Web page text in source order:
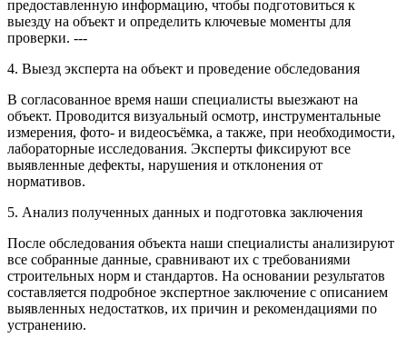
предоставленную информацию, чтобы подготовиться к
выезду на объект и определить ключевые моменты для
проверки. ---
4. Выезд эксперта на объект и проведение обследования
В согласованное время наши специалисты выезжают на
объект. Проводится визуальный осмотр, инструментальные
измерения, фото- и видеосъёмка, а также, при необходимости,
лабораторные исследования. Эксперты фиксируют все
выявленные дефекты, нарушения и отклонения от
нормативов.
5. Анализ полученных данных и подготовка заключения
После обследования объекта наши специалисты анализируют
все собранные данные, сравнивают их с требованиями
строительных норм и стандартов. На основании результатов
составляется подробное экспертное заключение с описанием
выявленных недостатков, их причин и рекомендациями по
устранению.